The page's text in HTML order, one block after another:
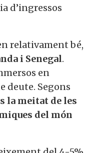
d’ingressos
relativament bé,
i Senegal.
en
deute. Segons
la meitat de les
del món